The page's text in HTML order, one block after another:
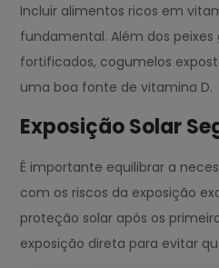
Incluir alimentos ricos em
fundamental. Além dos peixes
fortificados, cogumelos
uma boa fonte de vitamina D.
Exposição Solar
É importante equilibrar a
com os riscos da exposição
proteção solar após os
exposição direta para evitar